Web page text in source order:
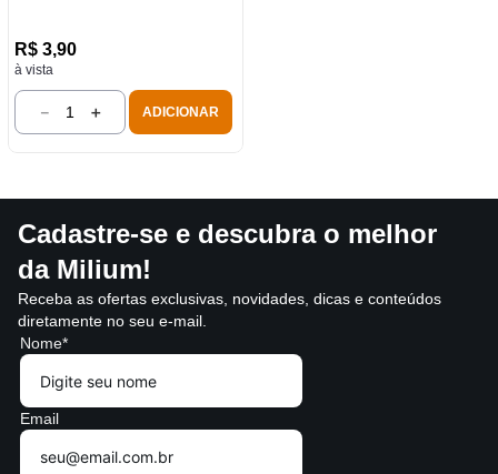
R$ 3,90
à vista
＋
－ ADICIONAR
Cadastre-se e descubra o melhor
da Milium!
Receba as ofertas exclusivas, novidades, dicas e conteúdos
diretamente no seu e-mail.
Nome*
Email